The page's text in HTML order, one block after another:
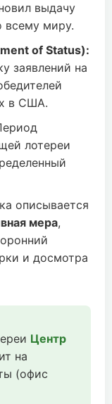
выдачу
всему миру.
of Status):
заявлений на
в США.
лотереи
описывается
мера,
и досмотра
Центр
на
(офис